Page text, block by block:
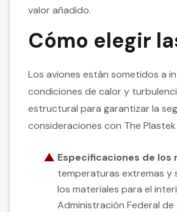
valor añadido.
Cómo elegir
Los aviones están sometidos a
condiciones de calor y
estructural para garantizar la
consideraciones con The
Especificaciones de los
temperaturas extremas y
los materiales para el
Administración Federal